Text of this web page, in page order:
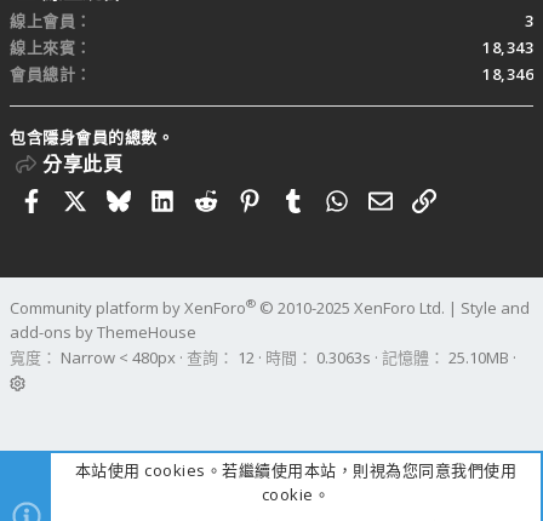
線上會員
3
線上來賓
18,343
會員總計
18,346
包含隱身會員的總數。
分享此頁
FacebookBlueskyLinkedIn
RedditPinterestTumblrWhatsApp
電子郵件
連結
Community platform by XenForo® © 2010-2025 XenForo Ltd. | Style and
add-ons by ThemeHouse
寬度
查詢 12 時間 0.3063s 記憶體 25.10MB
本站使用 cookies。若繼續使用本站，則視為您同意我們使用
cookie。